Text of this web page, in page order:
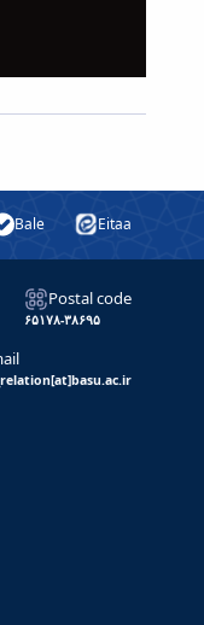
Bale Eitaa
Postal code
۶۵۱۷۸-۳۸۶۹۵